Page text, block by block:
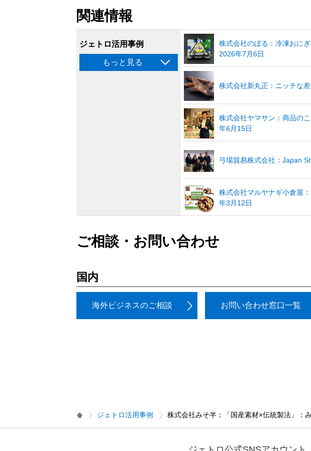
関連情報
ジェトロ活用事例
もっと見る
株式会社のぼる：冷凍おに
2026年7月6日
株式会社新丸正：ニッチな
株式会社ヤマサン：商品の
年6月15日
弓場貿易株式会社：Japan
株式会社マルヤナギ小倉屋
年3月12日
ご相談・お問い合わせ
国内
海外ビジネスのご相談 お問い合わせ窓口一覧
ジェトロ活用事例 株式会社みそ半：「国産素材×伝統製法」：